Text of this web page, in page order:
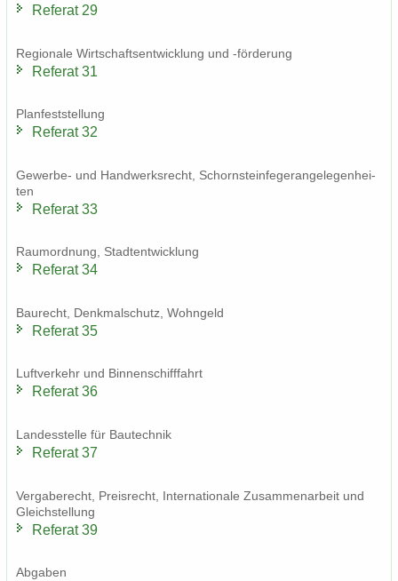
Re­fe­rat 29
Re­gio­na­le Wirt­schafts­ent­wick­lung und -​förderung
Re­fe­rat 31
Plan­fest­stel­lung
Re­fe­rat 32
Gewerbe-​ und Hand­werks­recht, Schorn­stein­fe­ge­r­an­ge­le­gen­hei­
ten
Re­fe­rat 33
Raum­ord­nung, Stadt­ent­wick­lung
Re­fe­rat 34
Bau­recht, Denk­mal­schutz, Wohn­geld
Re­fe­rat 35
Luft­ver­kehr und Bin­nen­schiff­fahrt
Re­fe­rat 36
Lan­des­stel­le für Bau­tech­nik
Re­fe­rat 37
Ver­ga­be­recht, Preis­recht, In­ter­na­tio­na­le Zu­sam­men­ar­beit und
Gleich­stel­lung
Re­fe­rat 39
Ab­ga­ben